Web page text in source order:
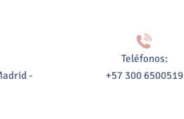
-
Teléfonos:
+57 300 6500519